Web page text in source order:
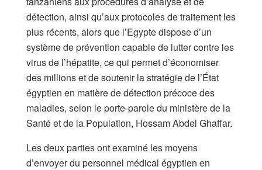
détection, ainsi qu’aux protocoles de traitement les
plus récents, alors que l’Egypte dispose d’un
système de prévention capable de lutter contre les
virus de l’hépatite, ce qui permet d’économiser
des millions et de soutenir la stratégie de l’État
égyptien en matière de détection précoce des
maladies, selon le porte-parole du ministère de la
Santé et de la Population, Hossam Abdel Ghaffar.
Les deux parties ont examiné les moyens
d’envoyer du personnel médical égyptien en